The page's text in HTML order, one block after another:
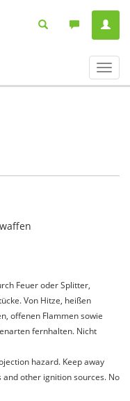
ein-/
Feuer oder Splitter,
Von Hitze, heißen
offenen Flammen sowie
fernhalten. Nicht
hazard. Keep away
other ignition sources. No